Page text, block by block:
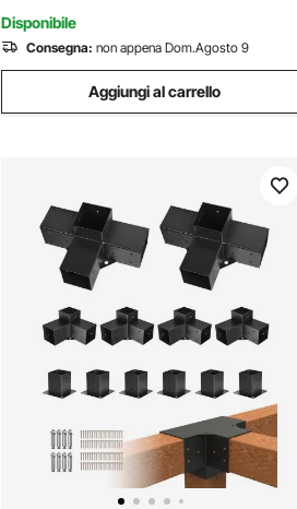
3 mm
Disponibile
Consegna: non appena Dom.Agosto 9
Aggiungi al carrello